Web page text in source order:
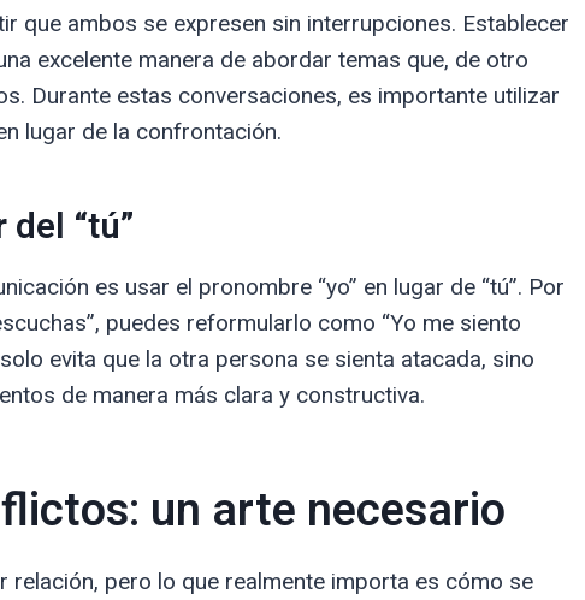
que ambos se expresen sin interrupciones. Establecer
excelente manera de abordar temas que, de otro
Durante estas conversaciones, es importante utilizar
lugar de la confrontación.
“tú”
es usar el pronombre “yo” en lugar de “tú”. Por
puedes reformularlo como “Yo me siento
evita que la otra persona se sienta atacada, sino
de manera más clara y constructiva.
un arte necesario
pero lo que realmente importa es cómo se